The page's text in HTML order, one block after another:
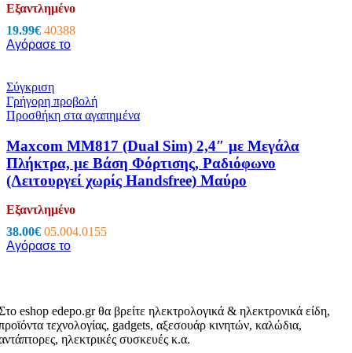
Εξαντλημένο
19.99€ 40388
Αγόρασε το
Σύγκριση
Γρήγορη προβολή
Προσθήκη στα αγαπημένα
Maxcom MM817 (Dual Sim) 2,4″ με Μεγάλα
Πλήκτρα, με Βάση Φόρτισης, Ραδιόφωνο
(Λειτουργεί χωρίς Handsfree) Μαύρο
Εξαντλημένο
38.00€ 05.004.0155
Αγόρασε το
eshop edepo.gr θα βρείτε ηλεκτρολογικά & ηλεκτρονικά είδη,
τεχνολογίας, gadgets, αξεσουάρ κινητών, καλώδια,
ηλεκτρικές συσκευές κ.α.